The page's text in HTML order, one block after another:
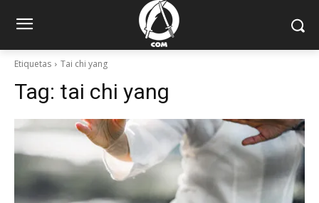
Etiquetas Tai chi yang
Tag: tai chi yang